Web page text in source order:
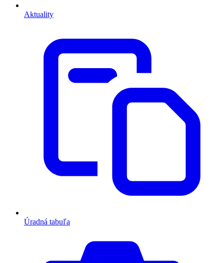
Aktuality
Úradná tabuľa